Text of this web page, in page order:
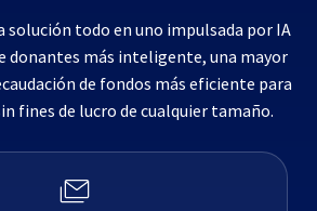
solución todo en uno impulsada por IA
donantes más inteligente, una mayor
de fondos más eficiente para
fines de lucro de cualquier tamaño.